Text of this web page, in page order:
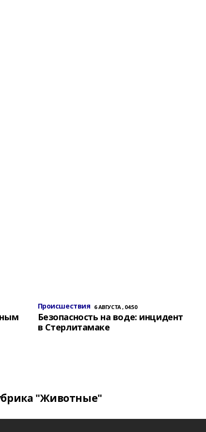
Происшествия 6 АВГУСТА , 04:50
Безопасность на воде: инцидент
в Стерлитамаке
"Животные"